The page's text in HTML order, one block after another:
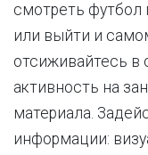
смотреть футбол
или выйти и
отсиживайтесь в
активность на
материала.
информации: